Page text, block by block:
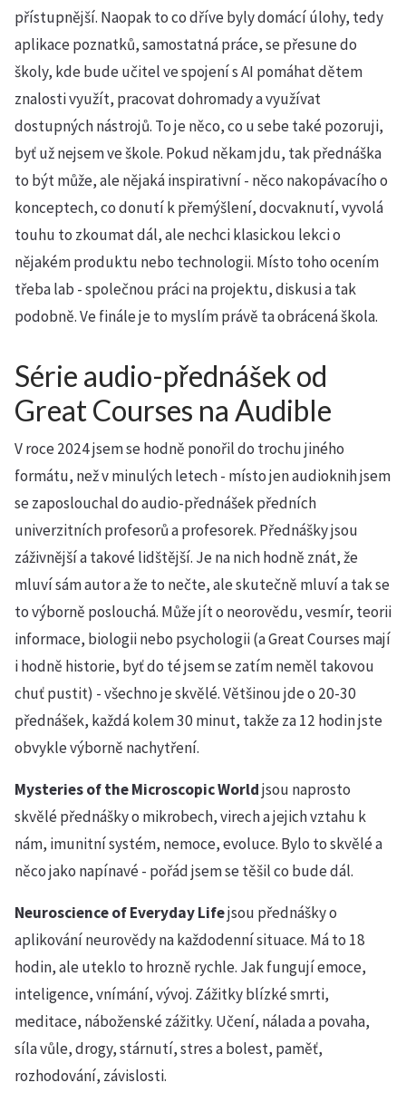
přístupnější. Naopak to co dříve byly domácí úlohy, tedy
aplikace poznatků, samostatná práce, se přesune do
školy, kde bude učitel ve spojení s AI pomáhat dětem
znalosti využít, pracovat dohromady a využívat
dostupných nástrojů. To je něco, co u sebe také pozoruji,
byť už nejsem ve škole. Pokud někam jdu, tak přednáška
to být může, ale nějaká inspirativní - něco nakopávacího o
konceptech, co donutí k přemýšlení, docvaknutí, vyvolá
touhu to zkoumat dál, ale nechci klasickou lekci o
nějakém produktu nebo technologii. Místo toho ocením
třeba lab - společnou práci na projektu, diskusi a tak
podobně. Ve finále je to myslím právě ta obrácená škola.
Série audio-přednášek od
Great Courses na Audible
V roce 2024 jsem se hodně ponořil do trochu jiného
formátu, než v minulých letech - místo jen audioknih jsem
se zaposlouchal do audio-přednášek předních
univerzitních profesorů a profesorek. Přednášky jsou
záživnější a takové lidštější. Je na nich hodně znát, že
mluví sám autor a že to nečte, ale skutečně mluví a tak se
to výborně poslouchá. Může jít o neorovědu, vesmír, teorii
informace, biologii nebo psychologii (a Great Courses mají
i hodně historie, byť do té jsem se zatím neměl takovou
chuť pustit) - všechno je skvělé. Většinou jde o 20-30
přednášek, každá kolem 30 minut, takže za 12 hodin jste
obvykle výborně nachytření.
Mysteries of the Microscopic Worldjsou naprosto
skvělé přednášky o mikrobech, virech a jejich vztahu k
nám, imunitní systém, nemoce, evoluce. Bylo to skvělé a
něco jako napínavé - pořád jsem se těšil co bude dál.
Neuroscience of Everyday Lifejsou přednášky o
aplikování neurovědy na každodenní situace. Má to 18
hodin, ale uteklo to hrozně rychle. Jak fungují emoce,
inteligence, vnímání, vývoj. Zážitky blízké smrti,
meditace, náboženské zážitky. Učení, nálada a povaha,
síla vůle, drogy, stárnutí, stres a bolest, paměť,
rozhodování, závislosti.